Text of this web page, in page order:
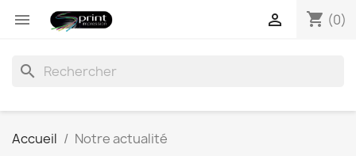
 shopping_cart (0)

search
Accueil Notre actualité